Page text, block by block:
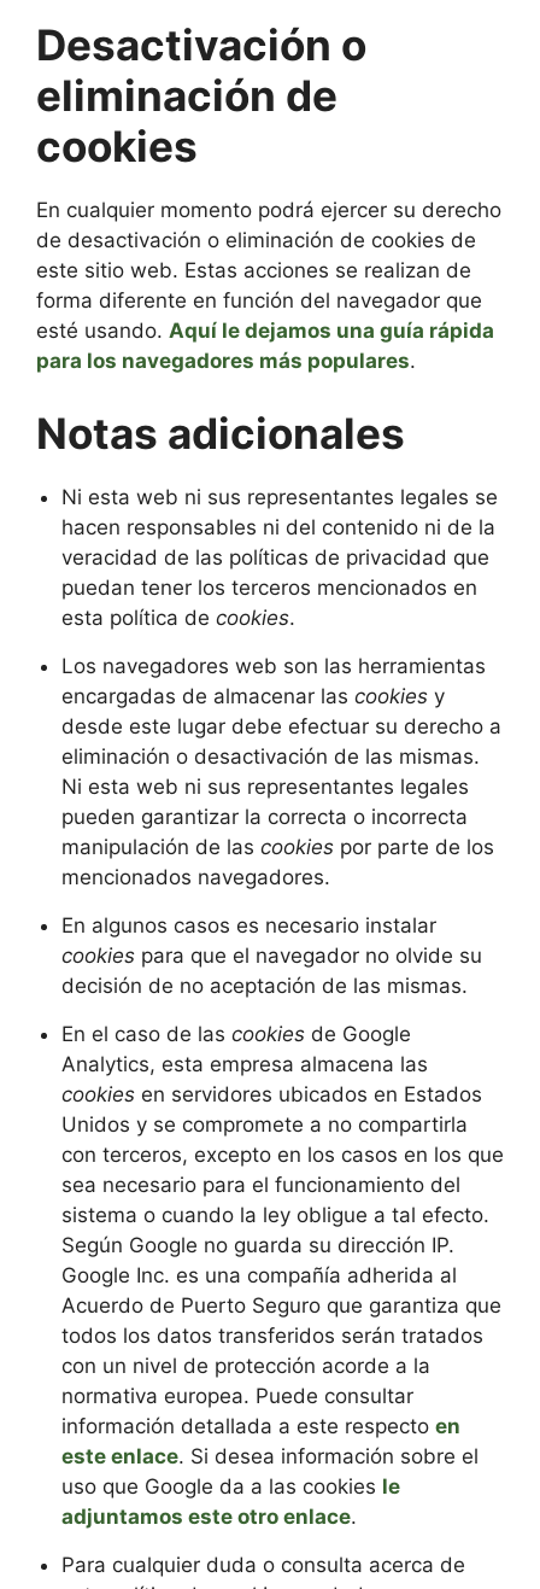
Desactivación o
eliminación de
cookies
En cualquier momento podrá ejercer su derecho
de desactivación o eliminación de cookies de
este sitio web. Estas acciones se realizan de
forma diferente en función del navegador que
esté usando. Aquí le dejamos una guía rápida
para los navegadores más populares.
Notas adicionales
Ni esta web ni sus representantes legales se
hacen responsables ni del contenido ni de la
veracidad de las políticas de privacidad que
puedan tener los terceros mencionados en
esta política de cookies.
Los navegadores web son las herramientas
encargadas de almacenar las cookies y
desde este lugar debe efectuar su derecho a
eliminación o desactivación de las mismas.
Ni esta web ni sus representantes legales
pueden garantizar la correcta o incorrecta
manipulación de las cookies por parte de los
mencionados navegadores.
En algunos casos es necesario instalar
cookies para que el navegador no olvide su
decisión de no aceptación de las mismas.
En el caso de las cookies de Google
Analytics, esta empresa almacena las
cookies en servidores ubicados en Estados
Unidos y se compromete a no compartirla
con terceros, excepto en los casos en los que
sea necesario para el funcionamiento del
sistema o cuando la ley obligue a tal efecto.
Según Google no guarda su dirección IP.
Google Inc. es una compañía adherida al
Acuerdo de Puerto Seguro que garantiza que
todos los datos transferidos serán tratados
con un nivel de protección acorde a la
normativa europea. Puede consultar
información detallada a este respecto en
este enlace. Si desea información sobre el
uso que Google da a las cookies le
adjuntamos este otro enlace.
Para cualquier duda o consulta acerca de